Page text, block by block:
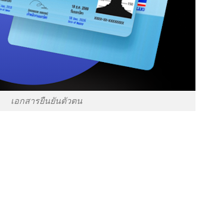
เอกสารยืนยันตัวตน